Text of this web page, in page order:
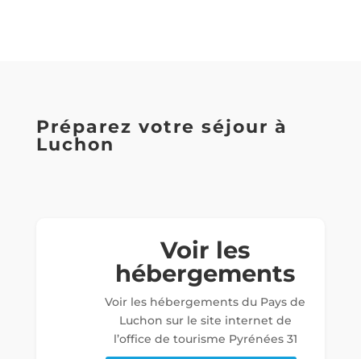
Préparez votre séjour à
Luchon
Voir les
hébergements
Voir les hébergements du Pays de
Luchon sur le site internet de
l’office de tourisme Pyrénées 31